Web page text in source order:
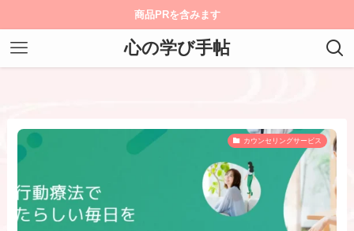
商品PRを含みます
心の学び手帖
カウンセリングサービス